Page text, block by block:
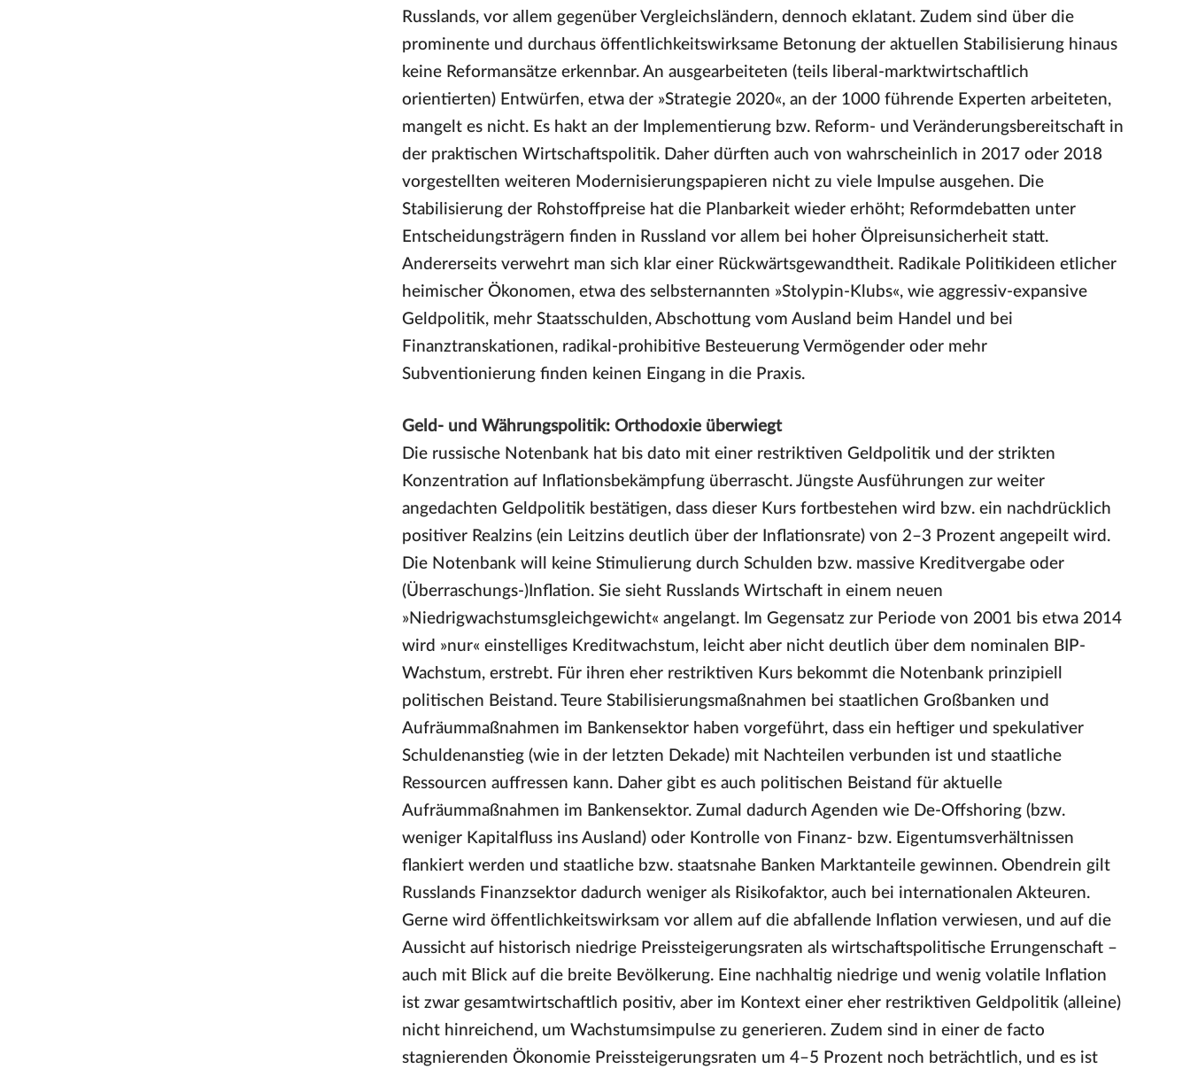
Russlands, vor allem gegenüber Vergleichsländern, dennoch eklatant. Zudem sind über die
prominente und durchaus öffentlichkeitswirksame Betonung der aktuellen Stabilisierung hinaus
keine Reformansätze erkennbar. An ausgearbeiteten (teils liberal-marktwirtschaftlich
orientierten) Entwürfen, etwa der »Strategie 2020«, an der 1000 führende Experten arbeiteten,
mangelt es nicht. Es hakt an der Implementierung bzw. Reform- und Veränderungsbereitschaft in
der praktischen Wirtschaftspolitik. Daher dürften auch von wahrscheinlich in 2017 oder 2018
vorgestellten weiteren Modernisierungspapieren nicht zu viele Impulse ausgehen. Die
Stabilisierung der Rohstoffpreise hat die Planbarkeit wieder erhöht; Reformdebatten unter
Entscheidungsträgern finden in Russland vor allem bei hoher Ölpreisunsicherheit statt.
Andererseits verwehrt man sich klar einer Rückwärtsgewandtheit. Radikale Politikideen etlicher
heimischer Ökonomen, etwa des selbsternannten »Stolypin-Klubs«, wie aggressiv-expansive
Geldpolitik, mehr Staatsschulden, Abschottung vom Ausland beim Handel und bei
Finanztranskationen, radikal-prohibitive Besteuerung Vermögender oder mehr
Subventionierung finden keinen Eingang in die Praxis.
Geld- und Währungspolitik: Orthodoxie überwiegt
Die russische Notenbank hat bis dato mit einer restriktiven Geldpolitik und der strikten
Konzentration auf Inflationsbekämpfung überrascht. Jüngste Ausführungen zur weiter
angedachten Geldpolitik bestätigen, dass dieser Kurs fortbestehen wird bzw. ein nachdrücklich
positiver Realzins (ein Leitzins deutlich über der Inflationsrate) von 2–3 Prozent angepeilt wird.
Die Notenbank will keine Stimulierung durch Schulden bzw. massive Kreditvergabe oder
(Überraschungs-)Inflation. Sie sieht Russlands Wirtschaft in einem neuen
»Niedrigwachstumsgleichgewicht« angelangt. Im Gegensatz zur Periode von 2001 bis etwa 2014
wird »nur« einstelliges Kreditwachstum, leicht aber nicht deutlich über dem nominalen BIP-
Wachstum, erstrebt. Für ihren eher restriktiven Kurs bekommt die Notenbank prinzipiell
politischen Beistand. Teure Stabilisierungsmaßnahmen bei staatlichen Großbanken und
Aufräummaßnahmen im Bankensektor haben vorgeführt, dass ein heftiger und spekulativer
Schuldenanstieg (wie in der letzten Dekade) mit Nachteilen verbunden ist und staatliche
Ressourcen auffressen kann. Daher gibt es auch politischen Beistand für aktuelle
Aufräummaßnahmen im Bankensektor. Zumal dadurch Agenden wie De-Offshoring (bzw.
weniger Kapitalfluss ins Ausland) oder Kontrolle von Finanz- bzw. Eigentumsverhältnissen
flankiert werden und staatliche bzw. staatsnahe Banken Marktanteile gewinnen. Obendrein gilt
Russlands Finanzsektor dadurch weniger als Risikofaktor, auch bei internationalen Akteuren.
Gerne wird öffentlichkeitswirksam vor allem auf die abfallende Inflation verwiesen, und auf die
Aussicht auf historisch niedrige Preissteigerungsraten als wirtschaftspolitische Errungenschaft –
auch mit Blick auf die breite Bevölkerung. Eine nachhaltig niedrige und wenig volatile Inflation
ist zwar gesamtwirtschaftlich positiv, aber im Kontext einer eher restriktiven Geldpolitik (alleine)
nicht hinreichend, um Wachstumsimpulse zu generieren. Zudem sind in einer de facto
stagnierenden Ökonomie Preissteigerungsraten um 4–5 Prozent noch beträchtlich, und es ist